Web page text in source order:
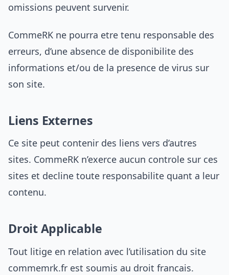
omissions peuvent survenir.
CommeRK ne pourra etre tenu responsable des
erreurs, d’une absence de disponibilite des
informations et/ou de la presence de virus sur
son site.
Liens Externes
Ce site peut contenir des liens vers d’autres
sites. CommeRK n’exerce aucun controle sur ces
sites et decline toute responsabilite quant a leur
contenu.
Droit Applicable
Tout litige en relation avec l’utilisation du site
commemrk.fr est soumis au droit francais.